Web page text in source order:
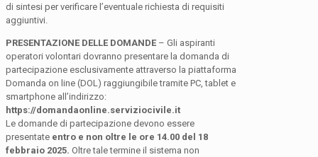
di sintesi per verificare l’eventuale richiesta di requisiti
aggiuntivi.
PRESENTAZIONE DELLE DOMANDE – Gli aspiranti
operatori volontari dovranno presentare la domanda di
partecipazione esclusivamente attraverso la piattaforma
Domanda on line (DOL) raggiungibile tramite PC, tablet e
smartphone all’indirizzo:
https://domandaonline.serviziocivile.it
Le domande di partecipazione devono essere
presentate entro e non oltre le ore 14.00 del 18
febbraio 2025. Oltre tale termine il sistema non